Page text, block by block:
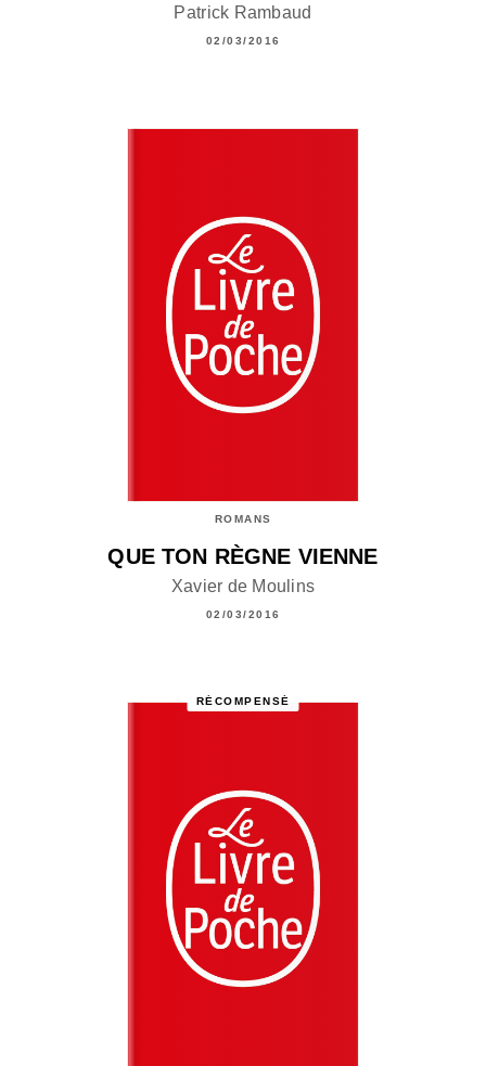
Patrick Rambaud
02/03/2016
ROMANS
QUE TON RÈGNE VIENNE
Xavier de Moulins
02/03/2016
RÉCOMPENSÉ